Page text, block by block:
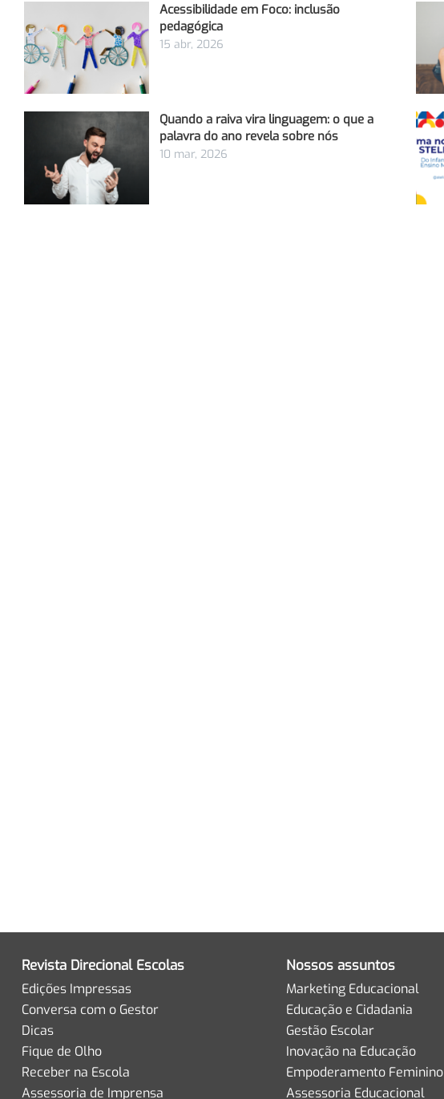
Acessibilidade em Foco: inclusão
pedagógica
15 abr, 2026
Quando a raiva vira linguagem: o que a
palavra do ano revela sobre nós
10 mar, 2026
Revista Direcional Escolas
Edições Impressas
Conversa com o Gestor
Dicas
Fique de Olho
Receber na Escola
Assessoria de Imprensa
Nossos assuntos
Marketing Educacional
Educação e Cidadania
Gestão Escolar
Inovação na Educação
Empoderamento Feminino
Assessoria Educacional